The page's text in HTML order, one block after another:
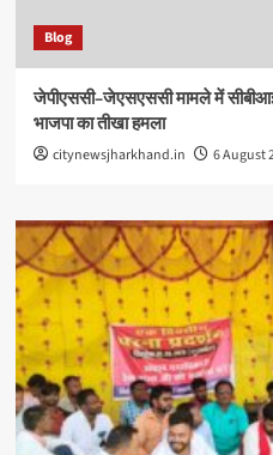
Blog
जेपीएससी–जेएसएससी मामले में
भाजपा का तीखा हमला
citynewsjharkhand.in 6 August